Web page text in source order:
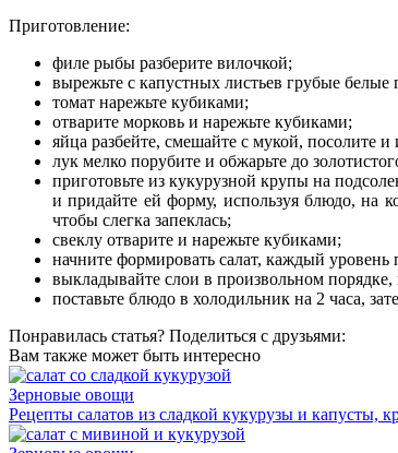
Приготовление:
филе рыбы разберите вилочкой;
вырежьте с капустных листьев грубые
томат нарежьте кубиками;
отварите морковь и нарежьте кубиками;
яйца разбейте, смешайте с мукой, посолите
лук мелко порубите и обжарьте до
приготовьте из кукурузной крупы на
и придайте ей форму, используя блюдо, на
чтобы слегка запеклась;
свеклу отварите и нарежьте кубиками;
начните формировать салат, каждый уровень
выкладывайте слои в произвольном
поставьте блюдо в холодильник на 2 часа,
Понравилась статья? Поделиться с друзьями:
Вам также может быть интересно
Зерновые овощи
Рецепты салатов из сладкой кукурузы и капусты,